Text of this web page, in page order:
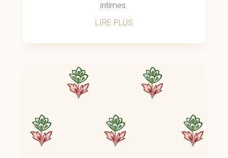
intimes.
LIRE PLUS